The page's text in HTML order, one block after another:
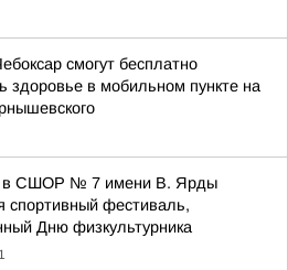
смогут бесплатно
здоровье в мобильном пункте на
в СШОР № 7 имени В. Ярды
спортивный фестиваль,
Дню физкультурника